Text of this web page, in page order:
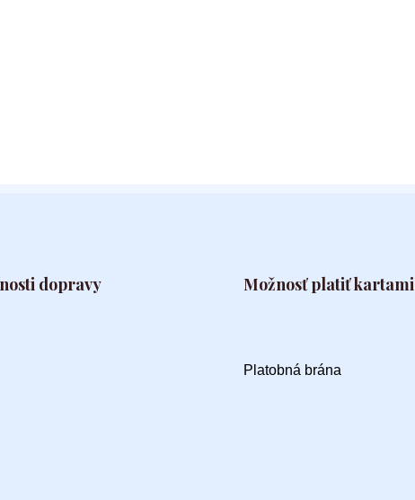
dopravy Možnosť platiť kartami
Platobná brána